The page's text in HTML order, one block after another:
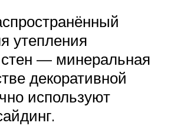
утепления
— минеральная
декоративной
используют